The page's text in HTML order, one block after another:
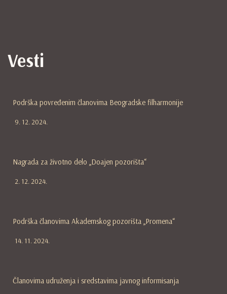
Vesti
Podrška povređenim članovima Beogradske filharmonije
9. 12. 2024.
Nagrada za životno delo „Doajen pozorišta“
2. 12. 2024.
Podrška članovima Akademskog pozorišta „Promena“
14. 11. 2024.
Članovima udruženja i sredstavima javnog informisanja